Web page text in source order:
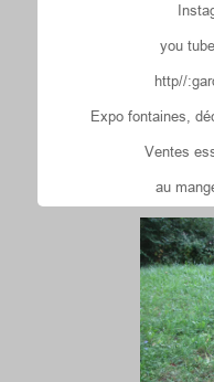
you
http//
Expo fontaines,
Ventes
au